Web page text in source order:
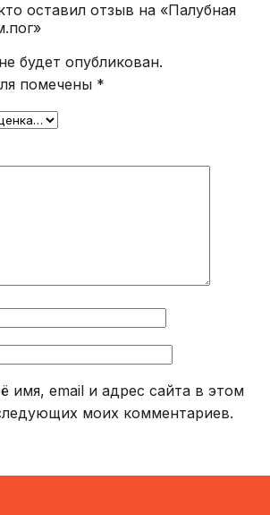
оставил отзыв на «Палубная
будет опубликован.
помечены *
имя, email и адрес сайта в этом
моих комментариев.